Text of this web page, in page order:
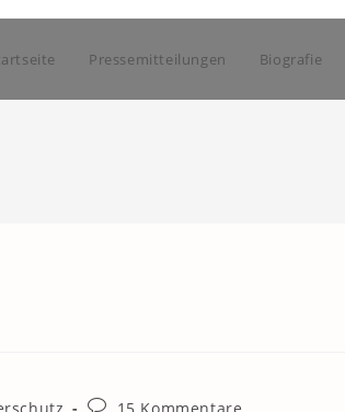
Pressemitteilungen Biografie
Beitrags-